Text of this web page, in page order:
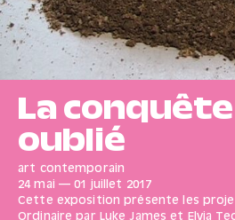
La
oublié
art contemporain
24 mai
—01 juillet 2017
Cette exposition présente les
Ordinaire par Luke James et Elvia